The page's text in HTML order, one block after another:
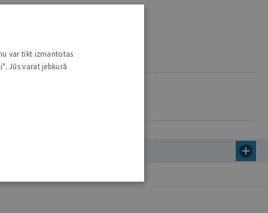
var tikt izmantotas
Jūs varat jebkurā